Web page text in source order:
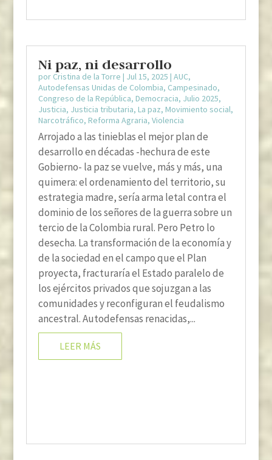
Ni paz, ni desarrollo
por Cristina de la Torre | Jul 15, 2025 | AUC,
Autodefensas Unidas de Colombia, Campesinado,
Congreso de la República, Democracia, Julio 2025,
Justicia, Justicia tributaria, La paz, Movimiento social,
Narcotráfico, Reforma Agraria, Violencia
Arrojado a las tinieblas el mejor plan de
desarrollo en décadas -hechura de este
Gobierno- la paz se vuelve, más y más, una
quimera: el ordenamiento del territorio, su
estrategia madre, sería arma letal contra el
dominio de los señores de la guerra sobre un
tercio de la Colombia rural. Pero Petro lo
desecha. La transformación de la economía y
de la sociedad en el campo que el Plan
proyecta, fracturaría el Estado paralelo de
los ejércitos privados que sojuzgan a las
comunidades y reconfiguran el feudalismo
ancestral. Autodefensas renacidas,...
LEER MÁS